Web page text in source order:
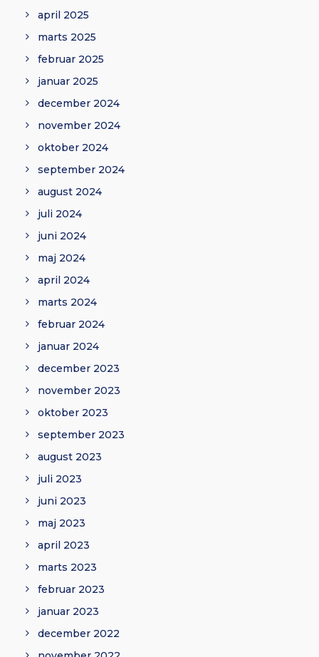
april 2025
marts 2025
februar 2025
januar 2025
december 2024
november 2024
oktober 2024
september 2024
august 2024
juli 2024
juni 2024
maj 2024
april 2024
marts 2024
februar 2024
januar 2024
december 2023
november 2023
oktober 2023
september 2023
august 2023
juli 2023
juni 2023
maj 2023
april 2023
marts 2023
februar 2023
januar 2023
december 2022